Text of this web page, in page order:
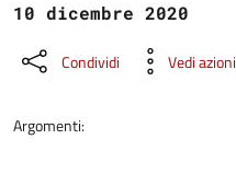
10 dicembre 2020
Condividi Vedi azioni
Argomenti: